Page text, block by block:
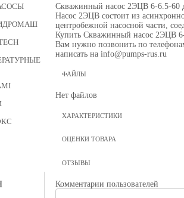
Скважинный насос 2ЭЦВ 6-6.5-60
Насос 2ЭЦВ состоит из
центробежной наcосной части,
Купить Скважинный насос 2ЭЦВ 6-
Вам нужно позвонить по
написать на info@pumps-rus.ru
ФАЙЛЫ
Нет файлов
ХАРАКТЕРИСТИКИ
ОЦЕНКИ ТОВАРА
ОТЗЫВЫ
Комментарии пользователей